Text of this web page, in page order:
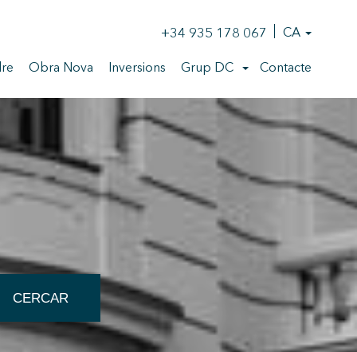
+34 935 178 067 CA
Obra Nova Inversions Grup DC Contacte
CERCAR